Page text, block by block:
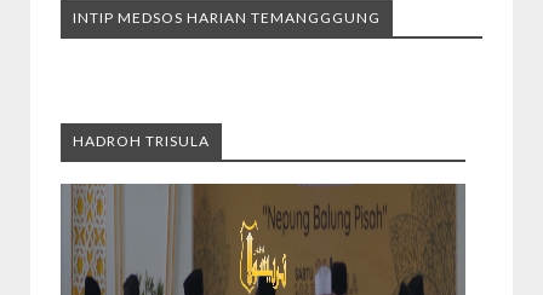
INTIP MEDSOS HARIAN TEMANGGGUNG
HADROH TRISULA